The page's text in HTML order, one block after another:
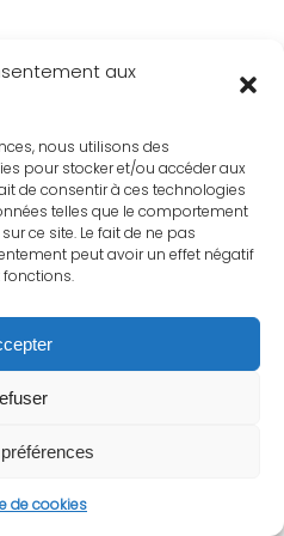
aux
nous utilisons des
pour stocker et/ou accéder aux
de consentir à ces technologies
telles que le comportement
ce site. Le fait de ne pas
peut avoir un effet négatif
fonctions.
de cookies